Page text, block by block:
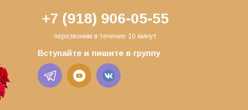
+7 (918) 906-05-55
перезвоним в течение 10 минут
Вступайте и пишите в группу